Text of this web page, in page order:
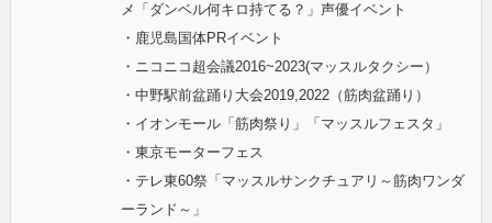
メ「ダンベル何キロ持てる？」声優イベント
・鹿児島国体PRイベント
・ニコニコ超会議2016~2023(マッスルタクシー）
・中野駅前盆踊り大会2019,2022（筋肉盆踊り）
・イオンモール「筋肉祭り」「マッスルフェスタ」
・東京モーターフェス
・テレ東60祭「マッスルサンクチュアリ～筋肉ワンダ
ーランド～」